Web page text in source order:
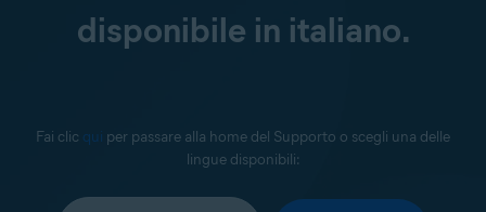
disponibile in italiano.
Fai clic qui per passare alla home del Supporto o scegli una delle
lingue disponibili: